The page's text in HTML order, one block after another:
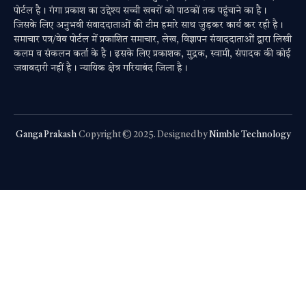
पोर्टल है। गंगा प्रकाश का उद्देश्य सच्ची खबरों को पाठकों तक पहुंचाने का है।
जिसके लिए अनुभवी संवाददाताओं की टीम हमारे साथ जुड़कर कार्य कर रही है।
समाचार पत्र/वेब पोर्टल में प्रकाशित समाचार, लेख, विज्ञापन संवाददाताओं द्वारा लिखी
कलम व संकलन कर्ता के है। इसके लिए प्रकाशक, मुद्रक, स्वामी, संपादक की कोई
जवाबदारी नहीं है। न्यायिक क्षेत्र गरियाबंद जिला है।
Ganga Prakash Copyright © 2025. Designed by Nimble Technology